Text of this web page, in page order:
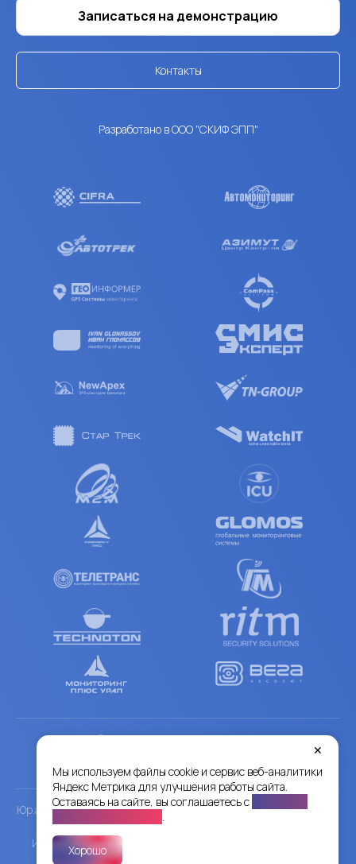
Записаться на демонстрацию
Контакты
Разработано в ООО "СКИФ ЭПП"
© 2012-2026 ООО «СКИФ ЭПП»
Все права защищены.
Юр.адрес 119415, Москва г, Ленинский пр-кт, дом 116, корпус 1,
помещение I
ИНН 9729067730, КПП 772901001, ОГРН 1177746297453
Мы используем файлы cookie и сервис веб-аналитики
Яндекс Метрика для улучшения работы сайта.
Оставаясь на сайте, вы соглашаетесь с
.
✕
Хорошо